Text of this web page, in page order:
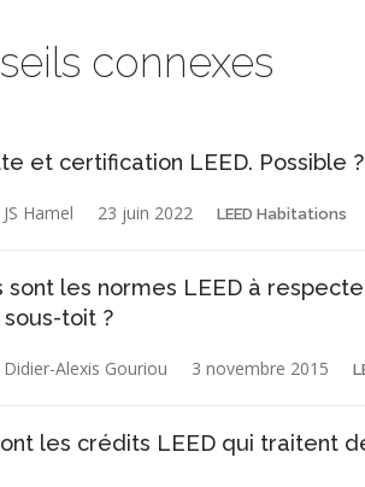
connexes
et certification LEED. Possible ?
Hamel 23 juin 2022 LEED Habitations
sont les normes LEED à
toit ?
Alexis Gouriou 3 novembre 2015
les crédits LEED qui traitent